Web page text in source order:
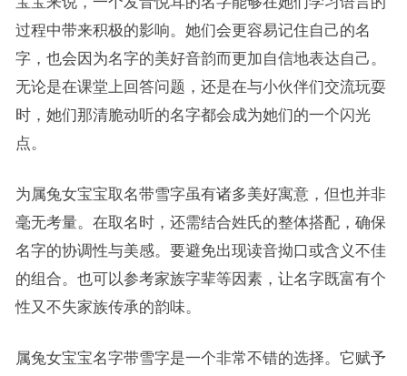
过程中带来积极的影响。她们会更容易记住自己的名
字，也会因为名字的美好音韵而更加自信地表达自己。
无论是在课堂上回答问题，还是在与小伙伴们交流玩耍
时，她们那清脆动听的名字都会成为她们的一个闪光
点。
为属兔女宝宝取名带雪字虽有诸多美好寓意，但也并非
毫无考量。在取名时，还需结合姓氏的整体搭配，确保
名字的协调性与美感。要避免出现读音拗口或含义不佳
的组合。也可以参考家族字辈等因素，让名字既富有个
性又不失家族传承的韵味。
属兔女宝宝名字带雪字是一个非常不错的选择。它赋予